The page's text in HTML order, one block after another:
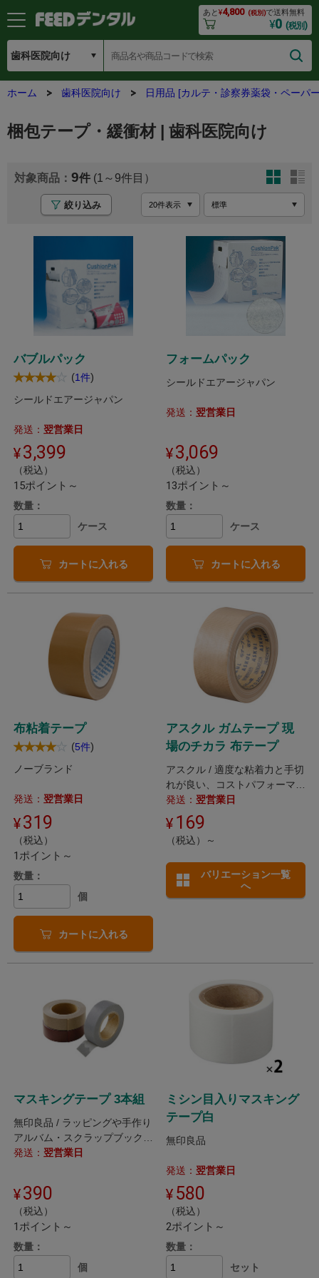
あと¥4,800 (税別)で送料無料
¥0 (税別)
ホーム 歯科医院向け 日用品 [カルテ・診察券薬袋・ペーパ
梱包テープ・緩衝材 | 歯科医院向け
9 (1～9
絞り込み
バブルパック
(1件)
シールドエアージャパン
発送： 翌営業日
3,399
（税込）
15ポイント～
数量：
ケース
カートに入れる
フォームパック
シールドエアージャパン
発送： 翌営業日
3,069
（税込）
13ポイント～
数量：
ケース
カートに入れる
布粘着テープ
(5件)
ノーブランド
発送： 翌営業日
319
（税込）
1ポイント～
数量：
個
カートに入れる
アスクル ガムテープ 現
場のチカラ 布テープ
アスクル / 適度な粘着力と手切
れが良い、コストパフォーマン
スに優れた布テープ。
発送： 翌営業日
169
（税込）～
バリエーション一覧
へ
マスキングテープ 3本組
無印良品 / ラッピングや手作り
アルバム・スクラップブックの
演出用としても便利な、3色パ
発送： 翌営業日
390
（税込）
1ポイント～
数量：
個
ミシン目入りマスキング
テープ白
無印良品
発送： 翌営業日
580
（税込）
2ポイント～
数量：
セット